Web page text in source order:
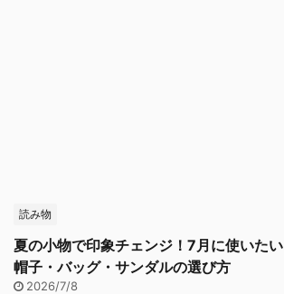
読み物
夏の小物で印象チェンジ！7月に使いたい
帽子・バッグ・サンダルの選び方
2026/7/8